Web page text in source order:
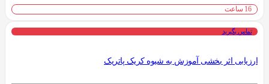
16 ساعت
تماس بگیرید
ارزیابی اثر بخشی آموزش به شیوه کریک پاتریک